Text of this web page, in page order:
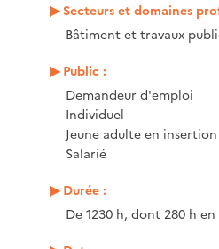
Secteurs et domaines
Bâtiment et travaux
Public :
Demandeur d'emploi
Individuel
Jeune adulte en insertion
Salarié
Durée :
De 1230 h, dont 280 h